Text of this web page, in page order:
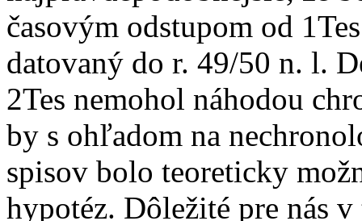
časovým odstupom od
datovaný do r. 49/50 n. l.
2Tes nemohol náhodou
by s ohľadom na
spisov bolo teoreticky
hypotéz. Dôležité pre nás